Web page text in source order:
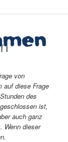
von
auf diese Frage
des
ist,
auch ganz
Wenn dieser